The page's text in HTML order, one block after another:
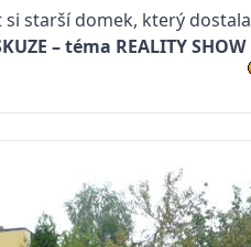
starší domek, který
– téma REALITY SHOW